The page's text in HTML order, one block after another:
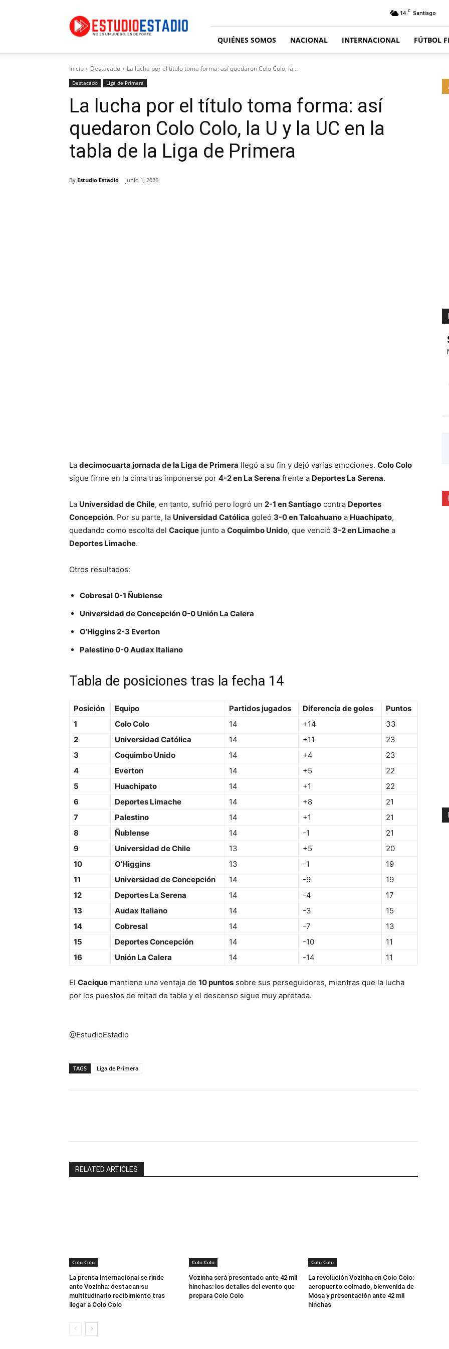
Estadio
14 C Santiago
QUIÉNES SOMOS NACIONAL INTERNACIONAL FÚTBOL
Inicio Destacado La lucha por el título toma forma: así quedaron Colo Colo, la...
Destacado Liga de Primera
La lucha por el título toma forma: así
quedaron Colo Colo, la U y la UC en la
tabla de la Liga de Primera
By Estudio Estadio junio 1, 2026
La decimocuarta jornada de la Liga de Primera llegó a su fin y dejó varias emociones. Colo Colo
sigue firme en la cima tras imponerse por 4-2 en La Serena frente a Deportes La Serena.
La Universidad de Chile, en tanto, sufrió pero logró un 2-1 en Santiago contra Deportes
Concepción. Por su parte, la Universidad Católica goleó 3-0 en Talcahuano a Huachipato,
quedando como escolta del Cacique junto a Coquimbo Unido, que venció 3-2 en Limache a
Deportes Limache.
Otros resultados:
Cobresal 0-1 Ñublense
Universidad de Concepción 0-0 Unión La Calera
O’Higgins 2-3 Everton
Palestino 0-0 Audax Italiano
Tabla de posiciones tras la fecha 14
Posición Equipo Partidos jugados Diferencia de goles
Puntos
1
Colo Colo 14 +14
33
2
Universidad Católica 14 +11
23
3
Coquimbo Unido 14 +4
23
4
Everton 14 +5
22
5
Huachipato 14 +1
22
6
Deportes Limache 14 +8
21
7
Palestino 14 +1
21
8
Ñublense 14 -1
21
9
Universidad de Chile 13 +5
20
10
O’Higgins 13 -1
19
11
Universidad de Concepción 14 -9
19
12
Deportes La Serena 14 -4
17
13
Audax Italiano 14 -3
15
14
Cobresal 14 -7
13
15
Deportes Concepción 14 -10
11
16
Unión La Calera 14 -14 11
El Cacique mantiene una ventaja de 10 puntos sobre sus perseguidores, mientras que la lucha
por los puestos de mitad de tabla y el descenso sigue muy apretada.
@EstudioEstadio
TAGS Liga de Primera
RELATED ARTICLES
Colo Colo
La prensa internacional se rinde
ante Vozinha: destacan su
multitudinario recibimiento tras
llegar a Colo Colo
Colo Colo
Vozinha será presentado ante 42 mil
hinchas: los detalles del evento que
prepara Colo Colo
Colo Colo
La revolución Vozinha en Colo Colo:
aeropuerto colmado, bienvenida de
Mosa y presentación ante 42 mil
hinchas